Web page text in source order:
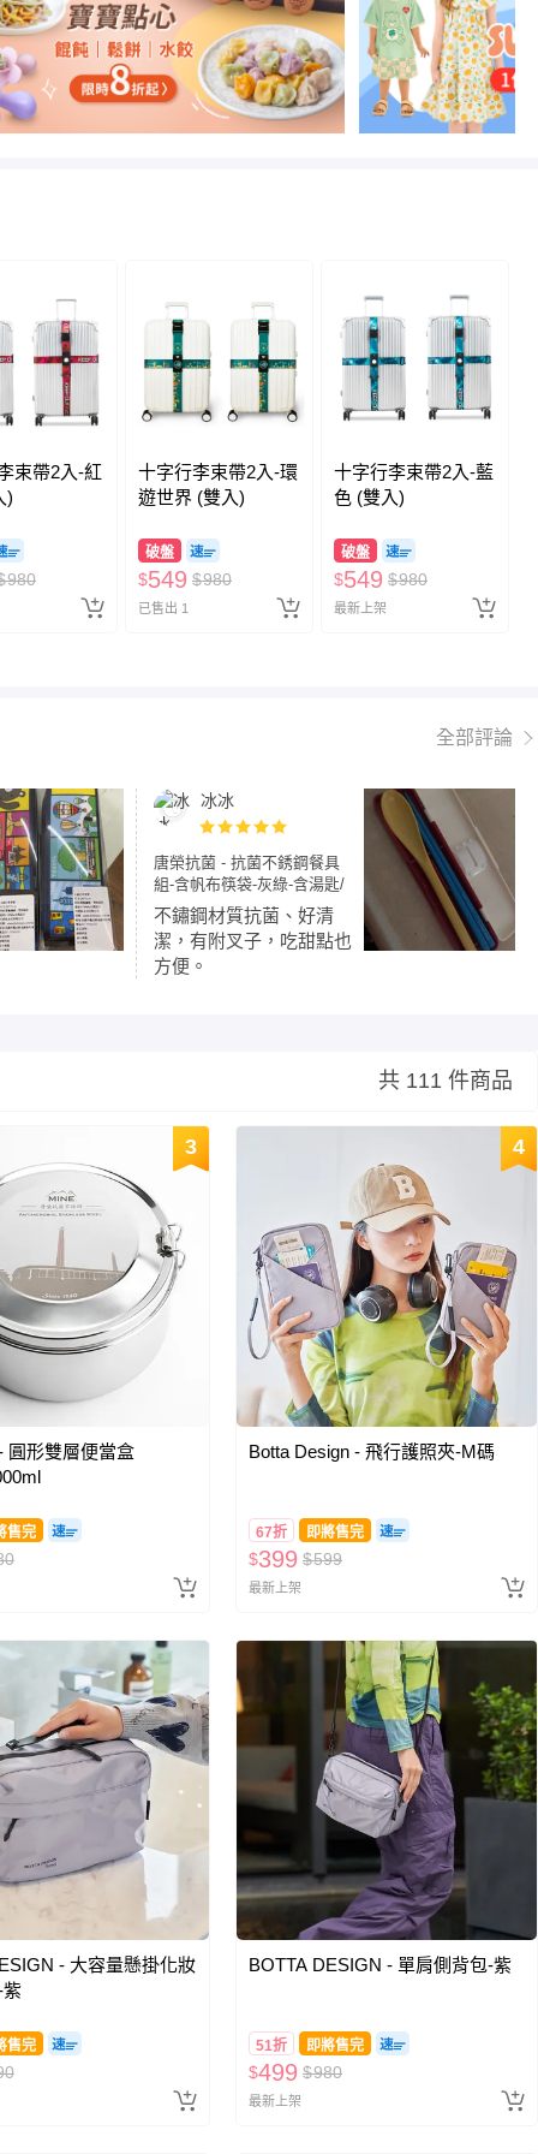
束帶2入-紅
)
980
十字行李束帶2入-環
遊世界 (雙入)
破盤
$549 $980
已售出 1
十字行李束帶2入-藍
色 (雙入)
破盤
$549 $980
最新上架
全部評論
冰冰
唐榮抗菌 - 抗菌不銹鋼餐具
組-含帆布筷袋-灰綠-含湯匙/
叉子/筷子各*1
不鏽鋼材質抗菌、好清
潔，有附叉子，吃甜點也
方便。
共 111 件商品
3
圓形雙層便當盒
售完
4
Botta Design - 飛行護照夾-M碼
67折 即將售完
$399 $599
最新上架
- 大容量懸掛化妝
售完
BOTTA DESIGN - 單肩側背包-紫
51折 即將售完
$499 $980
最新上架